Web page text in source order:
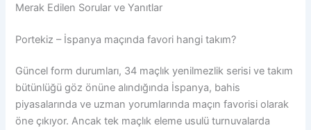
Merak Edilen Sorular ve Yanıtlar
Portekiz – İspanya maçında favori hangi takım?
Güncel form durumları, 34 maçlık yenilmezlik serisi ve takım
bütünlüğü göz önüne alındığında İspanya, bahis
piyasalarında ve uzman yorumlarında maçın favorisi olarak
öne çıkıyor. Ancak tek maçlık eleme usulü turnuvalarda